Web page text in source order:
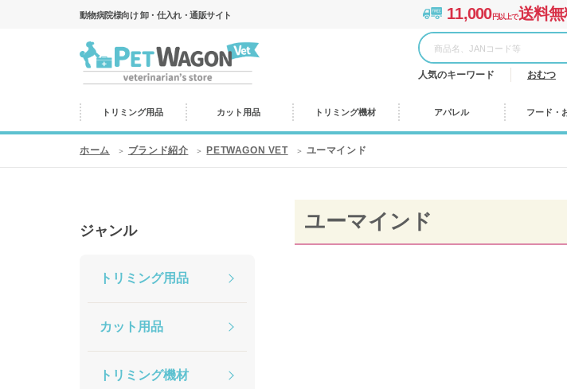
動物病院様向け 卸・仕入れ・通販サイト 11,000円以上で送料無
人気のキーワード おむつ
トリミング用品 カット用品 トリミング機材 アパレル フード・
ホーム ブランド紹介 PETWAGON VET ユーマインド
ジャンル
トリミング用品
カット用品
トリミング機材
ユーマインド